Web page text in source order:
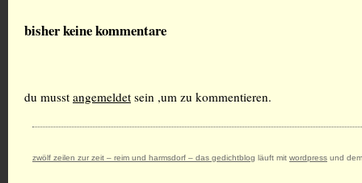
bisher keine kommentare
du musst angemeldet sein ,um zu kommentieren.
zwölf zeilen zur zeit – reim und harmsdorf – das gedichtblog läuft mit wordpress und